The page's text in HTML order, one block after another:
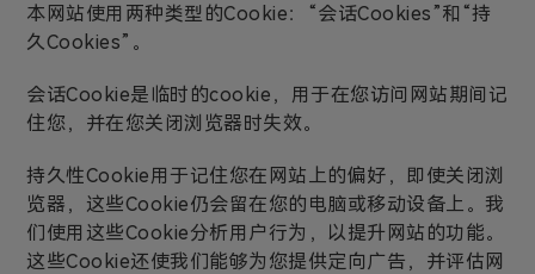
本网站使用两种类型的Cookie：“会话Cookies”和“持
久Cookies”。
会话Cookie是临时的cookie，用于在您访问网站期间记
住您，并在您关闭浏览器时失效。
持久性Cookie用于记住您在网站上的偏好，即使关闭浏
览器，这些Cookie仍会留在您的电脑或移动设备上。我
们使用这些Cookie分析用户行为，以提升网站的功能。
这些Cookie还使我们能够为您提供定向广告，并评估网